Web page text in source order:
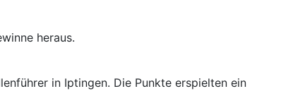
heraus.
in Iptingen. Die Punkte erspielten ein